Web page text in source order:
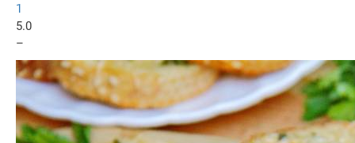
1
5.0
–